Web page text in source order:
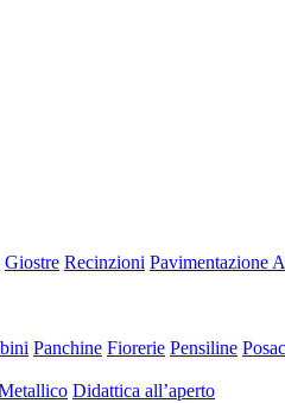
Giostre Recinzioni Pavimentazione
Panchine Fiorerie Pensiline
Didattica all’aperto